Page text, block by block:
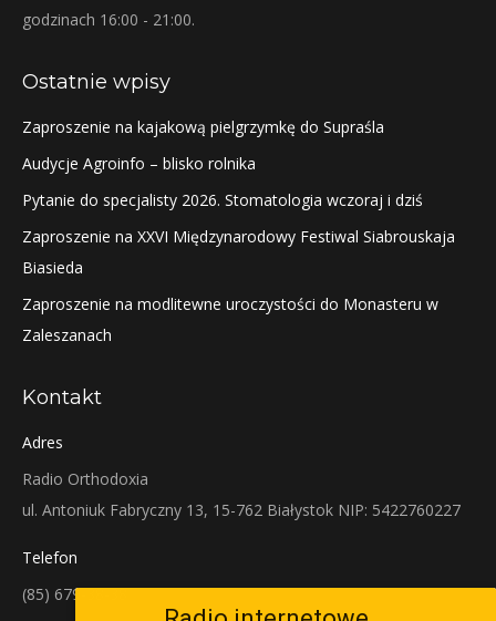
godzinach 16:00 - 21:00.
Ostatnie wpisy
Zaproszenie na kajakową pielgrzymkę do Supraśla
Audycje Agroinfo – blisko rolnika
Pytanie do specjalisty 2026. Stomatologia wczoraj i dziś
Zaproszenie na XXVI Międzynarodowy Festiwal Siabrouskaja
Biasieda
Zaproszenie na modlitewne uroczystości do Monasteru w
Zaleszanach
Kontakt
Adres
Radio Orthodoxia
ul. Antoniuk Fabryczny 13, 15-762 Białystok NIP: 5422760227
Telefon
(85) 679-38-38